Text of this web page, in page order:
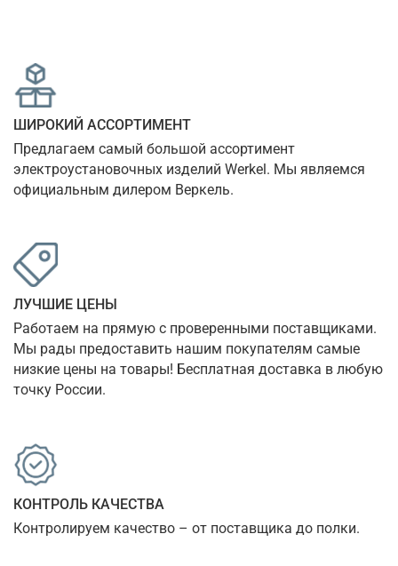
ШИРОКИЙ АССОРТИМЕНТ
Предлагаем самый большой ассортимент
электроустановочных изделий Werkel. Мы являемся
официальным дилером Веркель.
ЛУЧШИЕ ЦЕНЫ
Работаем на прямую с проверенными поставщиками.
Мы рады предоставить нашим покупателям самые
низкие цены на товары! Бесплатная доставка в любую
точку России.
КОНТРОЛЬ КАЧЕСТВА
Контролируем качество – от поставщика до полки.